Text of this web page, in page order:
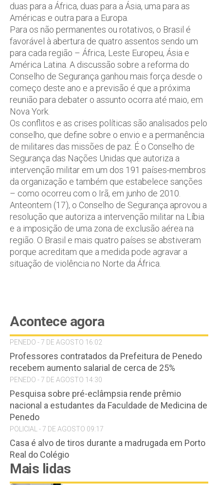
duas para a África, duas para a Ásia, uma para as
Américas e outra para a Europa.
Para os não permanentes ou rotativos, o Brasil é
favorável à abertura de quatro assentos sendo um
para cada região – África, Leste Europeu, Ásia e
América Latina. A discussão sobre a reforma do
Conselho de Segurança ganhou mais força desde o
começo deste ano e a previsão é que a próxima
reunião para debater o assunto ocorra até maio, em
Nova York.
Os conflitos e as crises políticas são analisados pelo
conselho, que define sobre o envio e a permanência
de militares das missões de paz. É o Conselho de
Segurança das Nações Unidas que autoriza a
intervenção militar em um dos 191 países-membros
da organização e também que estabelece sanções
– como ocorreu com o Irã, em junho de 2010.
Anteontem (17), o Conselho de Segurança aprovou a
resolução que autoriza a intervenção militar na Líbia
e a imposição de uma zona de exclusão aérea na
região. O Brasil e mais quatro países se abstiveram
porque acreditam que a medida pode agravar a
situação de violência no Norte da África.
Acontece agora
PENEDO - 7 DE AGOSTO 16:02
Professores contratados da Prefeitura de Penedo
recebem aumento salarial de cerca de 25%
PENEDO - 7 DE AGOSTO 14:30
Pesquisa sobre pré-eclâmpsia rende prêmio
nacional a estudantes da Faculdade de Medicina de
Penedo
POLICIAL - 7 DE AGOSTO 09:17
Casa é alvo de tiros durante a madrugada em Porto
Real do Colégio
Mais lidas